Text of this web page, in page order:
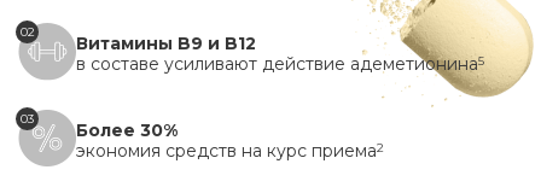
02
Витамины B9 и B12
в составе усиливают действие адеметионина5
03
Более 30%
экономия средств на курс приема2